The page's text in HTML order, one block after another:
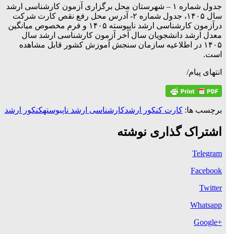
جدول شماره ۱ – شهرستان محل برگزاری آزمون کارشناسی ارشد
سال ۱۴۰۵، جدول شماره ۲- آدرس محل رفع نقص کارت شرکت
درآزمون کارشناسی ارشد ناپیوسته ۱۴۰۵ و فرم مخصوص میانگین
معدل ارشد دانشجویان سال آخر آزمون کارشناسی ارشد سال
۱۴۰۵ در اطلاعیه سازمان سنجش آموزش کشور قابل مشاهده
است.
انتهای پیام/
برچسب ها: کارت کنکور ارشدکارشناسی ارشد ناپیوستهکنکور ارشد
اشتراک گذاری نوشته
Telegram
Facebook
Twitter
Whatsapp
+Google